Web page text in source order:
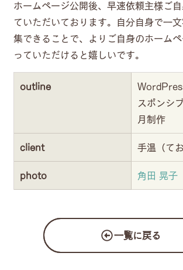
ホームページ公開後、早速依頼主様ご
ていただいております。自分自身で一
集できることで、よりご自身のホーム
っていただけると嬉しいです。
outline
スポンシ
月制作
client 手温（てお
photo 角田 晃子
一覧に戻る